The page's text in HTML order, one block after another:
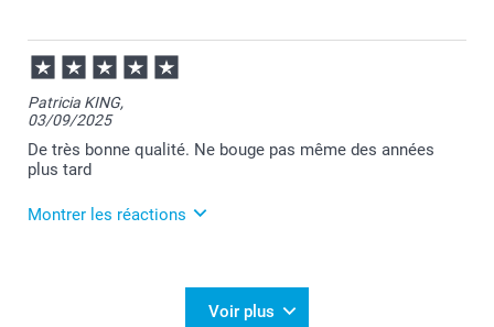
13/11/2025
07:34
Bonjour Madeleine,
Je vous remercie pour votre commande et je suis
ravie d'apprendre que vous appréciez nos porte-clé.
Je vous souhaite de passer une agréable journée.
Florence@smartphoto
Patricia KING,
03/09/2025
De très bonne qualité. Ne bouge pas même des années
plus tard
Montrer les réactions
Merci Patricia pour votre commande et pour votre
Voir plus